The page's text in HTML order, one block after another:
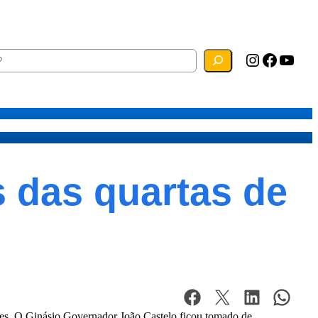
Instagram Facebook YouTube
quartas de